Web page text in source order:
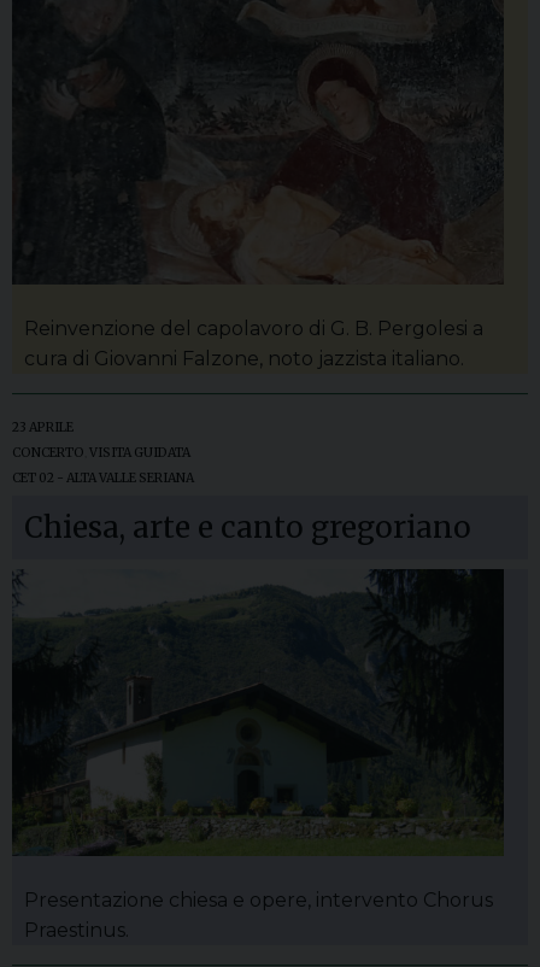
Reinvenzione del capolavoro di G. B. Pergolesi a
cura di Giovanni Falzone, noto jazzista italiano.
23 APRILE
CONCERTO VISITA GUIDATA
CET 02 - ALTA VALLE SERIANA
Chiesa, arte e canto gregoriano
Presentazione chiesa e opere, intervento Chorus
Praestinus.